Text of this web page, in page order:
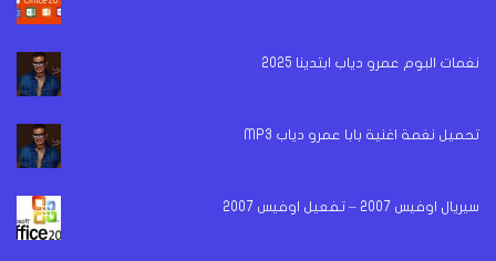
نغمات البوم عمرو دياب ابتدينا 2025
تحميل نغمة اغنية بابا عمرو دياب MP3
سيريال اوفيس 2007 – تفعيل اوفيس 2007